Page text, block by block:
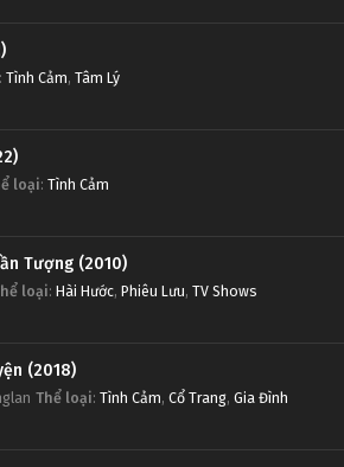
: Tình Cảm, Tâm Lý
loại: Tình Cảm
Tượng (2010)
loại: Hài Hước, Phiêu Lưu, TV Shows
(2018)
Thể loại: Tình Cảm, Cổ Trang, Gia Đình